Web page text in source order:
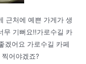
근처에 예쁜 가게가 생
무 기뻐요!!가로수길 카
겠어요 가로수길 카페
어야겠죠?